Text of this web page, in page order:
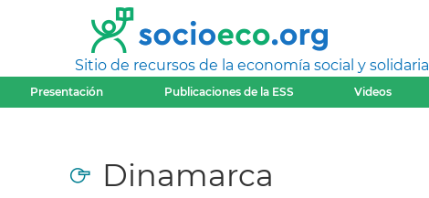
Sitio de recursos de la economía social y solidaria
Presentación Publicaciones de la ESS Videos
Dinamarca